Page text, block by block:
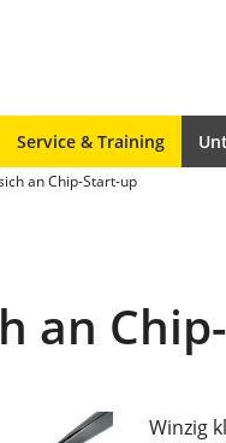
Service & Training
an Chip-Start-up
an
Winzig